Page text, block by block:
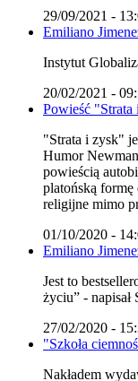
29/09/2021 -
Emiliano
Instytut
20/02/2021 -
Powieść "Strata
"Strata i zysk"
Humor
powieścią
platońską formę
religijne mimo
01/10/2020 -
Emiliano
Jest to
życiu” - napisał
27/02/2020 -
"Szkoła
Nakładem